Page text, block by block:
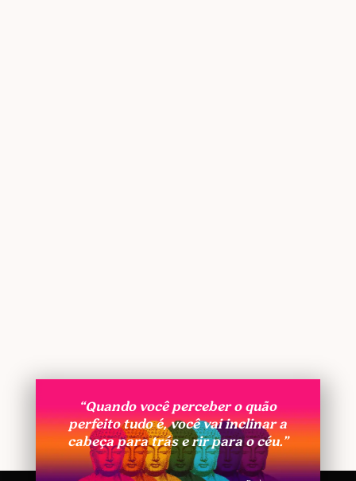
“Quando você perceber o quão
perfeito tudo é, você vai inclinar a
cabeça para trás e rir para o céu.”